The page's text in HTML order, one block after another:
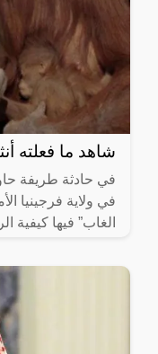
شاهد ما فعلته
في حادثة طريفة
في ولاية فرجينيا
الغاب” فيها كيفية